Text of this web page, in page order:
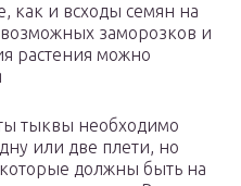
как и всходы семян на
заморозков и
растения можно
тыквы необходимо
или две плети, но
должны быть на